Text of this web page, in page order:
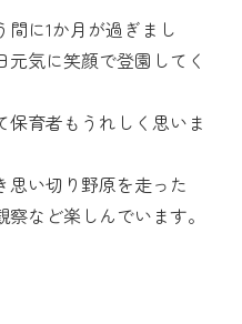
に1か月が過ぎまし
気に笑顔で登園してく
育者もうれしく思いま
思い切り野原を走った
など楽しんでいます。